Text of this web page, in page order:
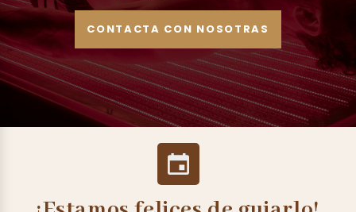
CONTACTA CON NOSOTRAS